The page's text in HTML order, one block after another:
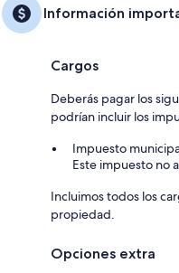
Información
Cargos
Deberás pagar los
podrían incluir los
Impuesto
Este impuesto no
Incluimos todos los
propiedad.
Opciones extra